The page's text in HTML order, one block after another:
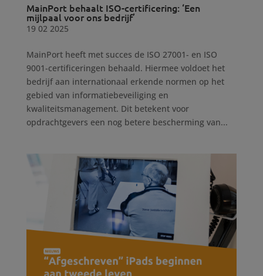
MainPort behaalt ISO-certificering: ‘Een
mijlpaal voor ons bedrijf’
19 02 2025
MainPort heeft met succes de ISO 27001- en ISO
9001-certificeringen behaald. Hiermee voldoet het
bedrijf aan internationaal erkende normen op het
gebied van informatiebeveiliging en
kwaliteitsmanagement. Dit betekent voor
opdrachtgevers een nog betere bescherming van...